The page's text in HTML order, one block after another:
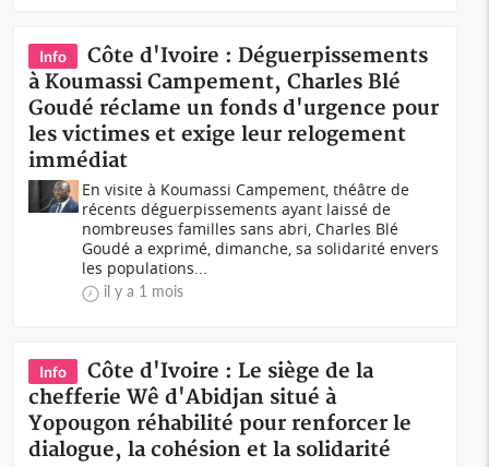
Info
Côte d'Ivoire : Déguerpissements
à Koumassi Campement, Charles Blé
Goudé réclame un fonds d'urgence pour
les victimes et exige leur relogement
immédiat
En visite à Koumassi Campement, théâtre de
récents déguerpissements ayant laissé de
nombreuses familles sans abri, Charles Blé
Goudé a exprimé, dimanche, sa solidarité envers
les populations...
il y a 1 mois
Info
Côte d'Ivoire : Le siège de la
chefferie Wê d'Abidjan situé à
Yopougon réhabilité pour renforcer le
dialogue, la cohésion et la solidarité